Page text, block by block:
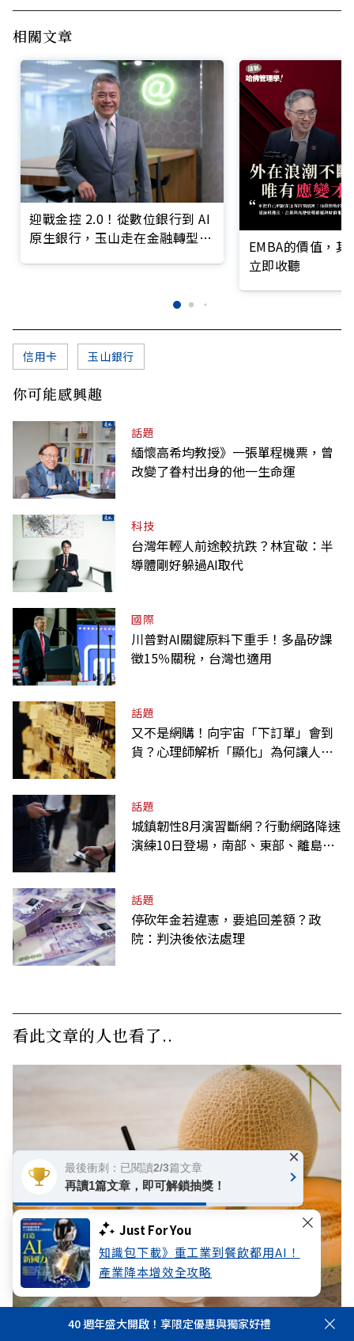
Just For You
知識包下載》重工業到餐飲都用AI！
產業降本增效全攻略
相關文章
迎戰金控 2.0！從數位銀行到 AI
原生銀行，玉山走在金融轉型最
EMBA的價值，
立即收聽
信用卡 玉山銀行
你可能感興趣
話題
緬懷高希均教授》一張單程機票，曾
改變了眷村出身的他一生命運
科技
台灣年輕人前途較抗跌？林宜敬：半
導體剛好躲過AI取代
國際
川普對AI關鍵原料下重手！多晶矽課
徵15％關稅，台灣也適用
話題
又不是網購！向宇宙「下訂單」會到
貨？心理師解析「顯化」為何讓人無
話題
城鎮韌性8月演習斷網？行動網路降速
演練10日登場，南部、東部、離島為
話題
停砍年金若違憲，要追回差額？政
院：判決後依法處理
看此文章的人也看了..
從課堂的「哈密瓜汁問題」測出金錢觀：你是在買
40 週年盛大開啟！享限定優惠與獨家好禮
最後衝刺：已閱讀2/3篇文章
再讀1篇文章，即可解鎖抽獎！
×